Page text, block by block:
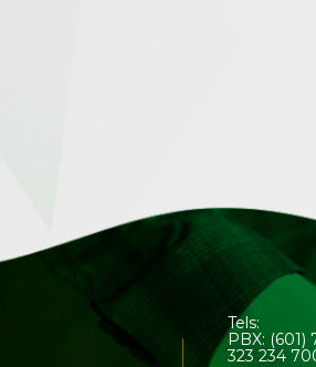
Tels:
PBX: (601)
323 234